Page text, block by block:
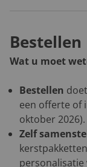
Bestellen
Wat u moet
Bestellen
een offerte of
oktober 2026).
Zelf
personalisatie